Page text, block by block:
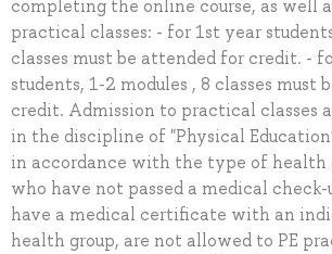
completing the online course, as well
practical classes: - for 1st year
classes must be attended for credit. -
students, 1-2 modules , 8 classes must
credit. Admission to practical classes
in the discipline of "Physical
in accordance with the type of health
who have not passed a medical
have a medical certificate with an
health group, are not allowed to PE